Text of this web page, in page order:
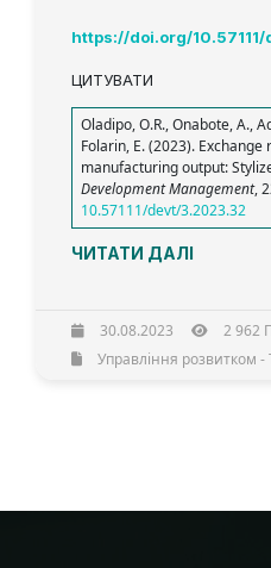
https://doi.org/
ЦИТУВАТИ
Oladipo, O.R., Onabote, A.,
Folarin, E. (2023).
manufacturing output:
Development Management,
10.57111/devt/3.2023.32
ЧИТАТИ ДАЛІ
30.08.2023
2 962
Управління розвитком